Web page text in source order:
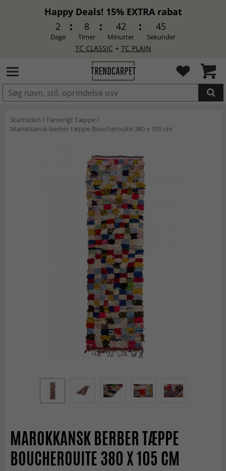
Happy Deals! 15% EXTRA rabat
2
Dage
8
Timer
42
Minutter
44
Sekunder
TC CLASSIC + TC PLAIN
LAGT I INDKØBSKURVEN.
Startsiden / Farverigt Tæppe/
Marokkansk berber tæppe Boucherouite 380 x 105 cm
MAROKKANSK BERBER TÆPPE
BOUCHEROUITE 380 X 105 CM